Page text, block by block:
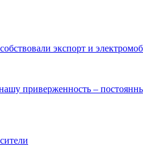
экспорт и
приверженность –